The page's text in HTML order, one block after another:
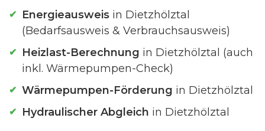
Energieausweis in Dietzhölztal
(Bedarfsausweis & Verbrauchsausweis)
Heizlast-Berechnung in Dietzhölztal (auch
inkl. Wärmepumpen-Check)
Wärmepumpen-Förderung in Dietzhölztal
Hydraulischer Abgleich in Dietzhölztal